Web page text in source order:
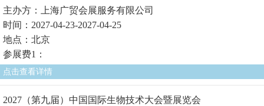
主办方：上海广贸会展服务有限公司
时间：2027-04-23-2027-04-25
地点：北京
参展费1：
点击查看详情
2027（第九届）中国国际生物技术大会暨展览会